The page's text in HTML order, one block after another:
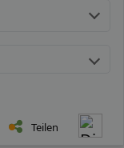
Teilen